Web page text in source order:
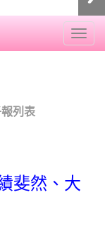
列表
斐然、大